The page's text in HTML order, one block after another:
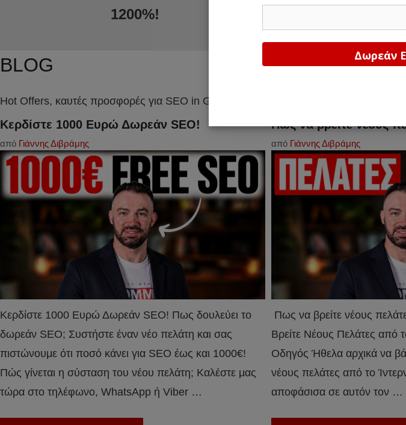
1200%!
BLOG
Hot Offers, καυτές προσφορές για SEO in Grecee, seo google πρώτη σελίδα και για
Κερδίστε 1000 Ευρώ Δωρεάν SEO!
από Γιάννης Διβράμης
Κερδίστε 1000 Ευρώ Δωρεάν SEO! Πως δουλεύει το
δωρεάν SEO; Συστήστε έναν νέο πελάτη και σας
πιστώνουμε ότι ποσό κάνει για SEO έως και 1000€!
Πώς γίνεται η σύσταση του νέου πελάτη; Καλέστε μας
τώρα στο τηλέφωνο, WhatsApp ή Viber …
Πως να βρείτε νέους
από Γιάννης Διβράμης
Πως να βρείτε νέους
Βρείτε Νέους Πελάτες από
Οδηγός Ήθελα αρχικά να
νέους πελάτες από το
αποφάσισα σε αυτόν τον …